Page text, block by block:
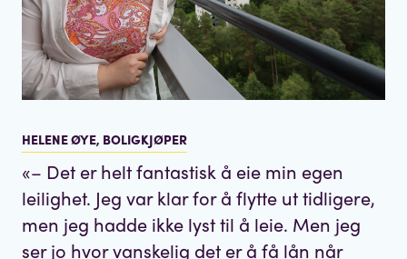
HELENE ØYE, BOLIGKJØPER
«– Det er helt fantastisk å eie min egen
leilighet. Jeg var klar for å flytte ut tidligere,
men jeg hadde ikke lyst til å leie. Men jeg
ser jo hvor vanskelig det er å få lån når